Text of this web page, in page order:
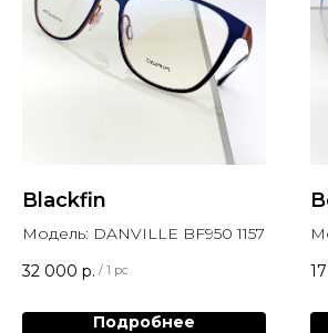
Blackfin
Модель: DANVILLE BF950 1157
32 000 р. / 1 pc
Подробнее